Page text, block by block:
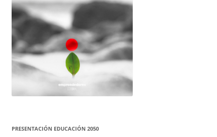
PRESENTACIÓN EDUCACIÓN 2050